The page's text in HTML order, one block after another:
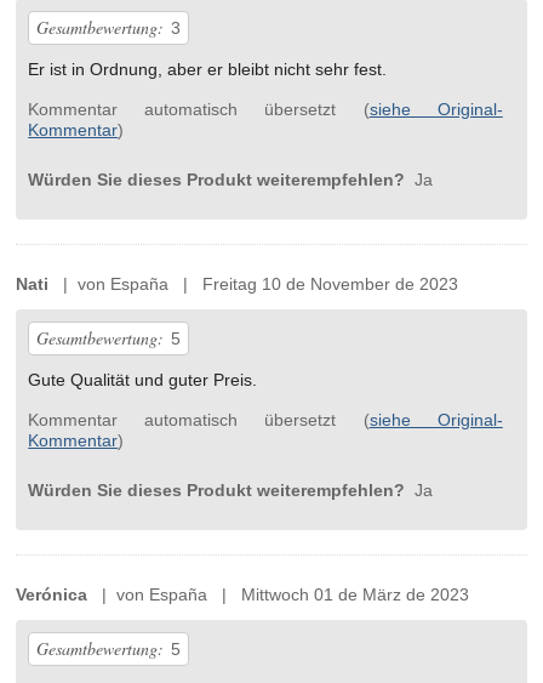
Gesamtbewertung: 3
Er ist in Ordnung, aber er bleibt nicht sehr fest.
Kommentar automatisch übersetzt (siehe Original-
Kommentar)
Würden Sie dieses Produkt weiterempfehlen? Ja
Nati | von España | Freitag 10 de November de 2023
Gesamtbewertung: 5
Gute Qualität und guter Preis.
Kommentar automatisch übersetzt (siehe Original-
Kommentar)
Würden Sie dieses Produkt weiterempfehlen? Ja
Verónica | von España | Mittwoch 01 de März de 2023
Gesamtbewertung: 5